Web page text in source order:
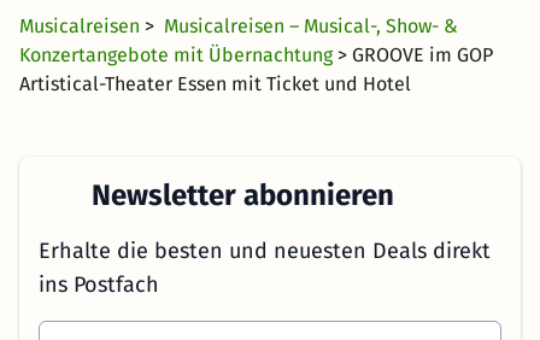
Musicalreisen > Musicalreisen – Musical-, Show- &
Konzertangebote mit Übernachtung > GROOVE im GOP
Artistical-Theater Essen mit Ticket und Hotel
Newsletter abonnieren
Erhalte die besten und neuesten Deals direkt
ins Postfach